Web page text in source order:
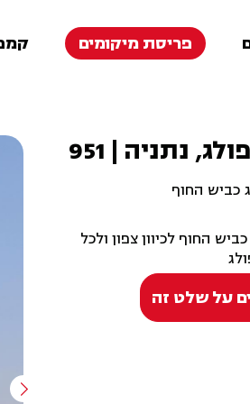
פריסת מיקומים
נתניה | 951
כביש החוף
החוף לכיוון צפון ולכל
על שלט זה